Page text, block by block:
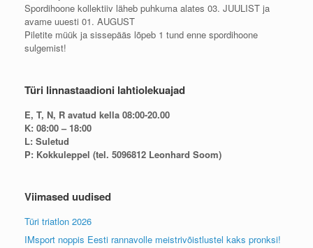
Spordihoone kollektiiv läheb puhkuma alates 03. JUULIST ja
avame uuesti 01. AUGUST
Piletite müük ja sissepääs lõpeb 1 tund enne spordihoone
sulgemist!
Türi linnastaadioni lahtiolekuajad
E, T, N, R avatud kella 08:00-20.00
K: 08:00 – 18:00
L: Suletud
P: Kokkuleppel (tel. 5096812 Leonhard Soom)
Viimased uudised
Türi triatlon 2026
IMsport noppis Eesti rannavolle meistrivõistlustel kaks pronksi!